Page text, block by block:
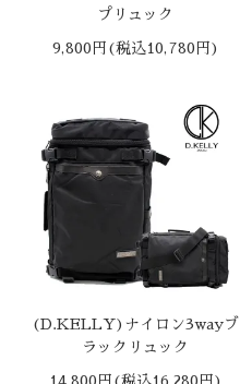
プリュック
9,800円(税込10,780円)
(D.KELLY)ナイロン3wayブ
ラックリュック
14,800円(税込16,280円)